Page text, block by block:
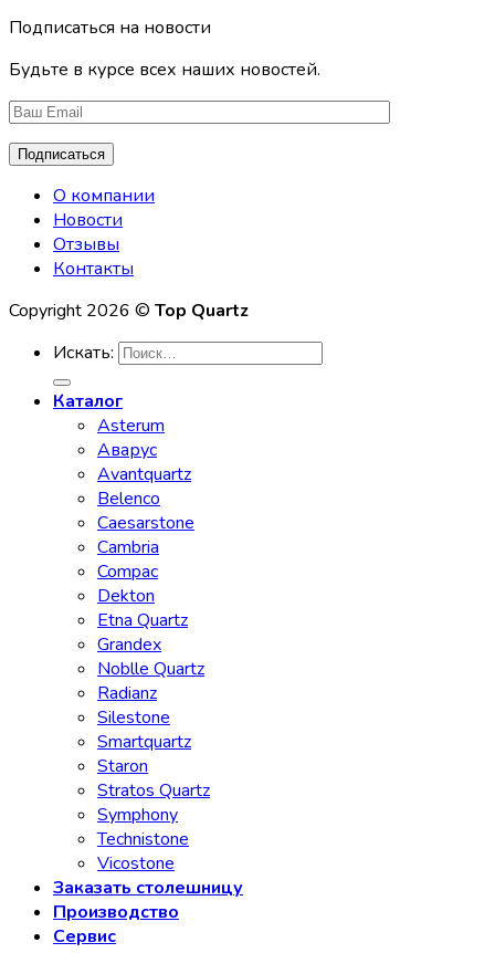
Подписаться на новости
Будьте в курсе всех наших новостей.
О компании
Новости
Отзывы
Контакты
Copyright 2026 © Top Quartz
Искать:
Каталог
Asterum
Аварус
Avantquartz
Belenco
Caesarstone
Cambria
Compac
Dekton
Etna Quartz
Grandex
Noblle Quartz
Radianz
Silestone
Smartquartz
Staron
Stratos Quartz
Symphony
Technistone
Vicostone
Заказать столешницу
Производство
Сервис